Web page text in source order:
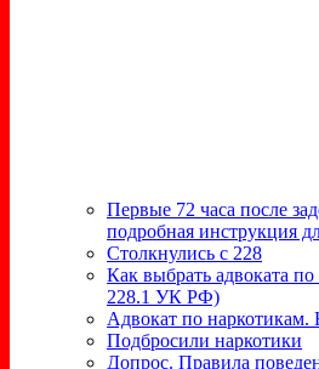
Первые 72 часа после
подробная инструкция
Столкнулись с 228
Как выбрать адвоката
228.1 УК РФ)
Адвокат по наркотикам.
Подбросили наркотики
Допрос. Правила